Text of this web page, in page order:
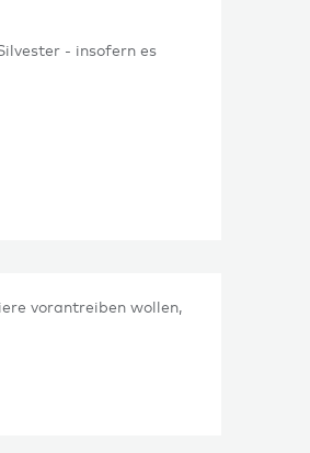
- insofern es
vorantreiben wollen,